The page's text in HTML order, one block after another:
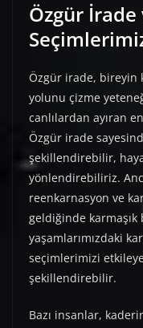
Özgür İrade
Özgür irade, bireyin
yolunu çizme
canlılardan ayıran
Özgür irade
şekillendirebilir,
yönlendirebiliriz.
reenkarnasyon ve
geldiğinde
yaşamlarımızdaki
seçimlerimizi
şekillendirebilir.
Bazı insanlar,